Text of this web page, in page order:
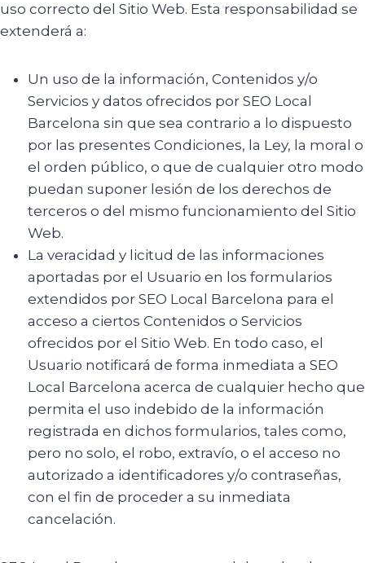
uso correcto del Sitio Web. Esta responsabilidad se
extenderá a:
Un uso de la información, Contenidos y/o
Servicios y datos ofrecidos por SEO Local
Barcelona sin que sea contrario a lo dispuesto
por las presentes Condiciones, la Ley, la moral o
el orden público, o que de cualquier otro modo
puedan suponer lesión de los derechos de
terceros o del mismo funcionamiento del Sitio
Web.
La veracidad y licitud de las informaciones
aportadas por el Usuario en los formularios
extendidos por SEO Local Barcelona para el
acceso a ciertos Contenidos o Servicios
ofrecidos por el Sitio Web. En todo caso, el
Usuario notificará de forma inmediata a SEO
Local Barcelona acerca de cualquier hecho que
permita el uso indebido de la información
registrada en dichos formularios, tales como,
pero no solo, el robo, extravío, o el acceso no
autorizado a identificadores y/o contraseñas,
con el fin de proceder a su inmediata
cancelación.